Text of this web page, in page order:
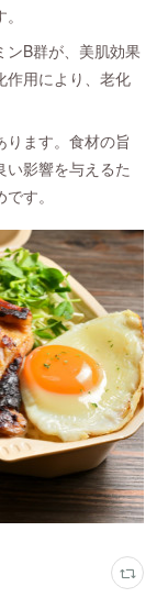
ンB群が、美肌効果
作用により、老化
ります。食材の旨
影響を与えるた
す。